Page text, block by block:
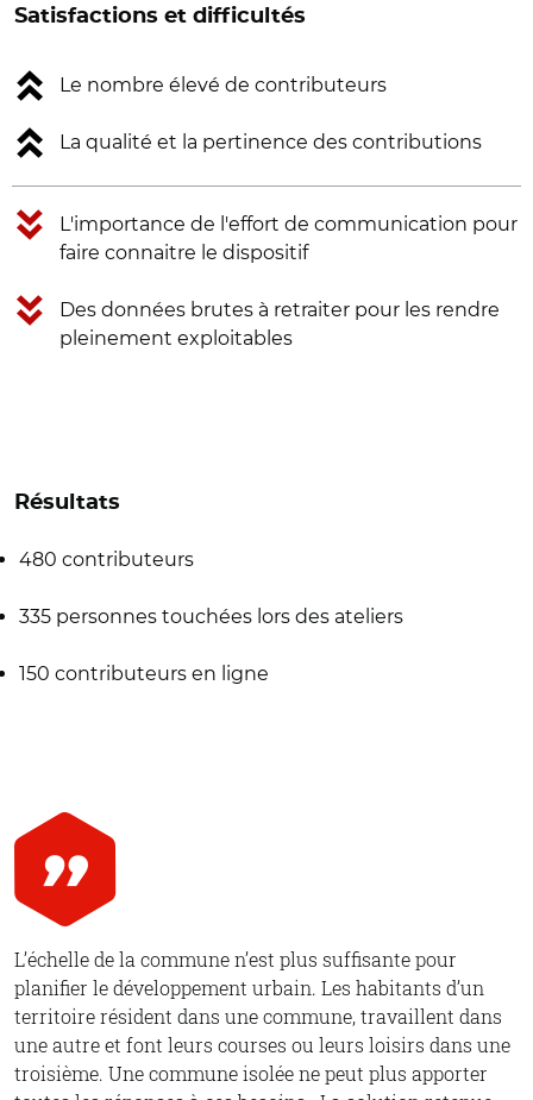
Satisfactions et difficultés
Le nombre élevé de contributeurs
La qualité et la pertinence des contributions
L'importance de l'effort de communication pour
faire connaitre le dispositif
Des données brutes à retraiter pour les rendre
pleinement exploitables
Résultats
480 contributeurs
335 personnes touchées lors des ateliers
150 contributeurs en ligne
L’échelle de la commune n’est plus suffisante pour
planifier le développement urbain. Les habitants d’un
territoire résident dans une commune, travaillent dans
une autre et font leurs courses ou leurs loisirs dans une
troisième. Une commune isolée ne peut plus apporter